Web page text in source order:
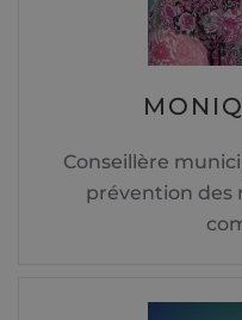
Conseillère
prévention des